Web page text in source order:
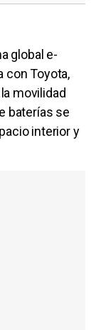
global e-
con Toyota,
movilidad
baterías se
interior y